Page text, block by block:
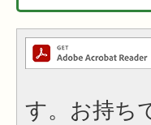
す。お持ち